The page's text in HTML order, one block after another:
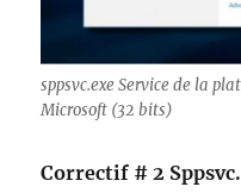
sppsvc.exe Service de la
Microsoft (32 bits)
Correctif # 2